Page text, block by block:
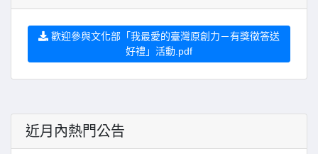
歡迎參與文化部「我最愛的臺灣原創力－有獎徵答送
好禮」活動.pdf
近月內熱門公告